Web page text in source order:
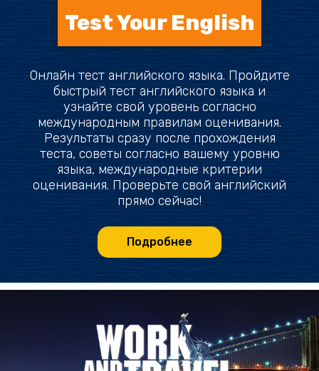
Test Your English
Онлайн тест английского языка. Пройдите
быстрый тест английского языка и
узнайте свой уровень согласно
международным правилам оценивания.
Результаты сразу после прохождения
теста, советы согласно вашему уровню
языка, международные критерии
оценивания. Проверьте свой английский
прямо сейчас!
Подробнее